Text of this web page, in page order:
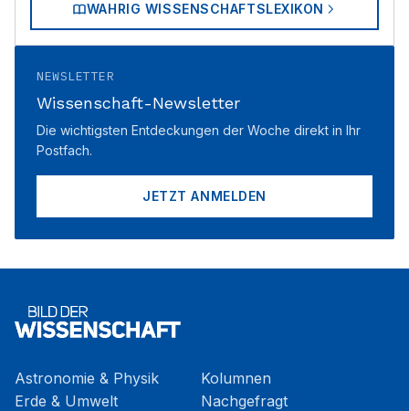
WAHRIG WISSENSCHAFTSLEXIKON
NEWSLETTER
Wissenschaft-Newsletter
Die wichtigsten Entdeckungen der Woche direkt in Ihr
Postfach.
JETZT ANMELDEN
Astronomie & Physik
Erde & Umwelt
Kolumnen
Nachgefragt